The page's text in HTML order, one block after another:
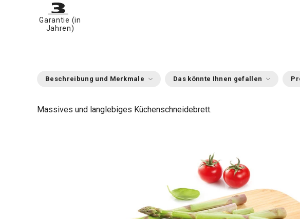
Garantie (in
Jahren)
Beschreibung und Merkmale Das könnte Ihnen gefallen
Massives und langlebiges Küchenschneidebrett.